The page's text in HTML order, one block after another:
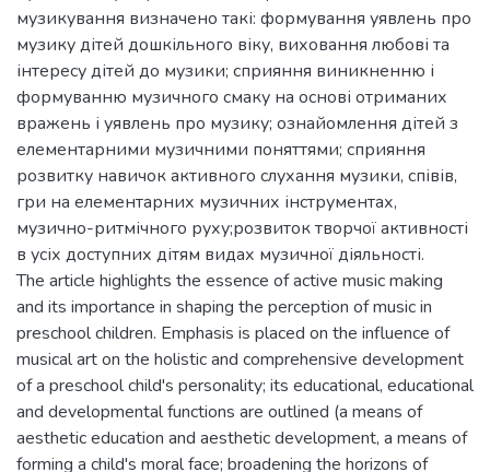
музикування визначено такі: формування уявлень про
музику дітей дошкільного віку, виховання любові та
інтересу дітей до музики; сприяння виникненню і
формуванню музичного смаку на основі отриманих
вражень і уявлень про музику; ознайомлення дітей з
елементарними музичними поняттями; сприяння
розвитку навичок активного слухання музики, співів,
гри на елементарних музичних інструментах,
музично-ритмічного руху;розвиток творчої активності
в усіх доступних дітям видах музичної діяльності.
The article highlights the essence of active music making
and its importance in shaping the perception of music in
preschool children. Emphasis is placed on the influence of
musical art on the holistic and comprehensive development
of a preschool child's personality; its educational, educational
and developmental functions are outlined (a means of
aesthetic education and aesthetic development, a means of
forming a child's moral face; broadening the horizons of